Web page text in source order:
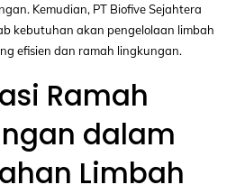
Kemudian, PT Biofive Sejahtera
kebutuhan akan pengelolaan limbah
efisien dan ramah lingkungan.
Ramah
dalam
Limbah